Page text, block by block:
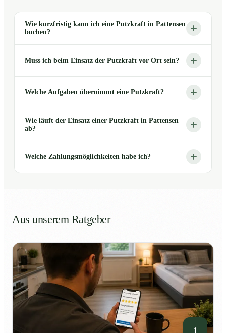
Wie kurzfristig kann ich eine Putzkraft in Pattensen
buchen?
Muss ich beim Einsatz der Putzkraft vor Ort sein?
Welche Aufgaben übernimmt eine Putzkraft?
Wie läuft der Einsatz einer Putzkraft in Pattensen
ab?
Welche Zahlungsmöglichkeiten habe ich?
Aus unserem Ratgeber
1